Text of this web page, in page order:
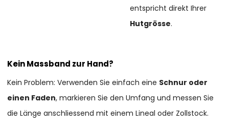
entspricht direkt Ihrer
Hutgrösse.
Kein Massband zur Hand?
Kein Problem: Verwenden Sie einfach eine Schnur oder
einen Faden, markieren Sie den Umfang und messen Sie
die Länge anschliessend mit einem Lineal oder Zollstock.